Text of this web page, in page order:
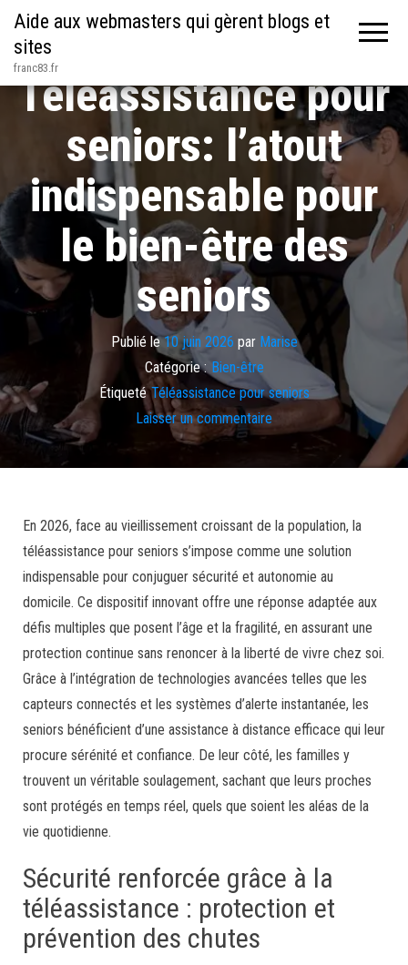
Aide aux webmasters qui gèrent blogs et
sites
franc83.fr
Téléassistance pour
seniors: l’atout
indispensable pour
le bien-être des
seniors
Publié le10 juin 2026 par Marise
Catégorie : Bien-être
Étiqueté Téléassistance pour seniors
Laisser un commentaire
En 2026, face au vieillissement croissant de la population, la
téléassistance pour seniors s’impose comme une solution
indispensable pour conjuguer sécurité et autonomie au
domicile. Ce dispositif innovant offre une réponse adaptée aux
défis multiples que posent l’âge et la fragilité, en assurant une
protection continue sans renoncer à la liberté de vivre chez soi.
Grâce à l’intégration de technologies avancées telles que les
capteurs connectés et les systèmes d’alerte instantanée, les
seniors bénéficient d’une assistance à distance efficace qui leur
procure sérénité et confiance. De leur côté, les familles y
trouvent un véritable soulagement, sachant que leurs proches
sont protégés en temps réel, quels que soient les aléas de la
vie quotidienne.
Sécurité renforcée grâce à la
téléassistance : protection et
prévention des chutes